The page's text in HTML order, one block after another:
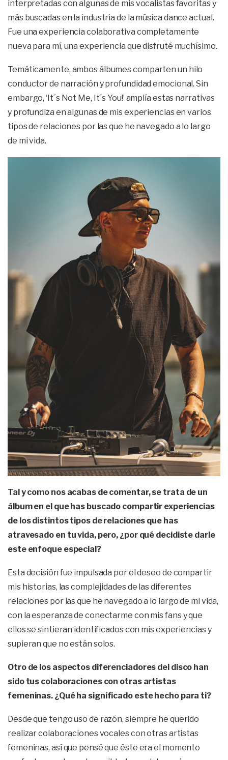
interpretadas con algunas de mis vocalistas favoritas y
más buscadas en la industria de la música dance actual.
Fue una experiencia colaborativa completamente
nueva para mí, una experiencia que disfruté muchísimo.
Temáticamente, ambos álbumes comparten un hilo
conductor de narración y profundidad emocional. Sin
embargo, ‘It´s Not Me, It´s You!’ amplía estas narrativas
y profundiza en algunas de mis experiencias en varios
tipos de relaciones por las que he navegado a lo largo
de mi vida.
Tal y como nos acabas de comentar, se trata de un
álbum en el que has buscado compartir experiencias
de los distintos tipos de relaciones que has
atravesado en tu vida, pero, ¿por qué decidiste darle
este enfoque especial?
Esta decisión fue impulsada por el deseo de compartir
mis historias, las complejidades de las diferentes
relaciones por las que he navegado a lo largo de mi vida,
con la esperanza de conectarme con mis fans y que
ellos se sintieran identificados con mis experiencias y
supieran que no están solos.
Otro de los aspectos diferenciadores del disco han
sido tus colaboraciones con otras artistas
femeninas. ¿Qué ha significado este hecho para ti?
Desde que tengo uso de razón, siempre he querido
realizar colaboraciones vocales con otras artistas
femeninas, así que pensé que éste era el momento